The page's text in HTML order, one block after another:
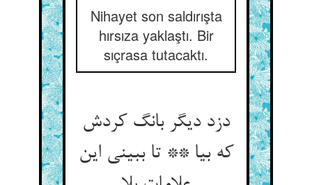
Nihayet son saldırışta
hırsıza yaklaştı. Bir
sıçrasa tutacaktı.
دزد دیگر بانگ کردش
که بیا ** تا ببینی این